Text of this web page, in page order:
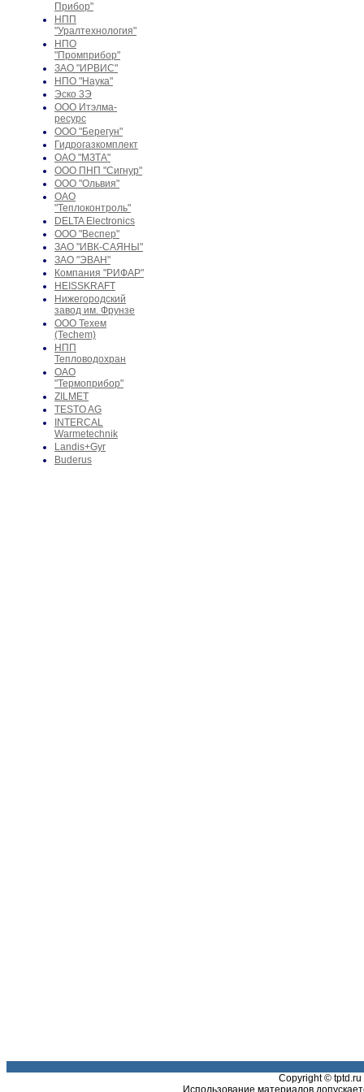
Прибор"
НПП
"Уралтехнология"
НПО
"Промприбор"
ЗАО "ИРВИС"
НПО "Наука"
Эско 3Э
ООО Итэлма-
ресурс
ООО "Берегун"
Гидрогазкомплект
ОАО "МЗТА"
ООО ПНП "Сигнур"
ООО "Ольвия"
ОАО
"Теплоконтроль"
DELTA Electronics
ООО "Веспер"
ЗАО "ИВК-САЯНЫ"
ЗАО "ЭВАН"
Компания "РИФАР"
HEISSKRAFT
Нижегородский
завод им. Фрунзе
ООО Техем
(Techem)
НПП
Тепловодохран
ОАО
"Термоприбор"
ZILMET
TESTO AG
INTERCAL
Warmetechnik
Landis+Gyr
Buderus
Copyright ©
Использование материалов